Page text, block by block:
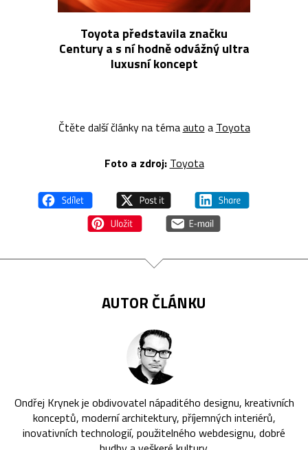
Toyota představila značku
Century a s ní hodně odvážný ultra
luxusní koncept
Čtěte další články na témaauto a Toyota
Foto a zdroj: Toyota
AUTOR ČLÁNKU
Ondřej Krynek je obdivovatel nápaditého designu, kreativních
konceptů, moderní architektury, příjemných interiérů,
inovativních technologií, použitelného webdesignu, dobré